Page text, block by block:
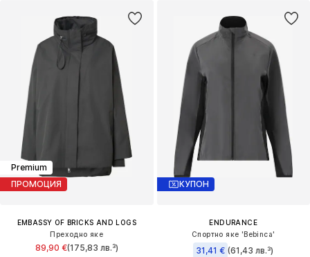
Premium
ПРОМОЦИЯ
EMBASSY OF BRICKS AND LOGS
Преходно яке
89,90 €(175,83 лв.³)
КУПОН
ENDURANCE
Спортно яке 'Bebinca'
31,41 € (61,43 лв.³)